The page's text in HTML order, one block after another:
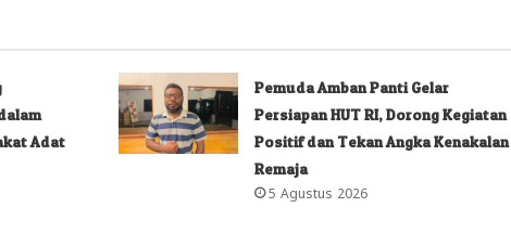
Adat
Pemuda Amban Panti Gelar
Persiapan HUT RI, Dorong Kegiatan
Positif dan Tekan Angka Kenakalan
Remaja
5 Agustus 2026